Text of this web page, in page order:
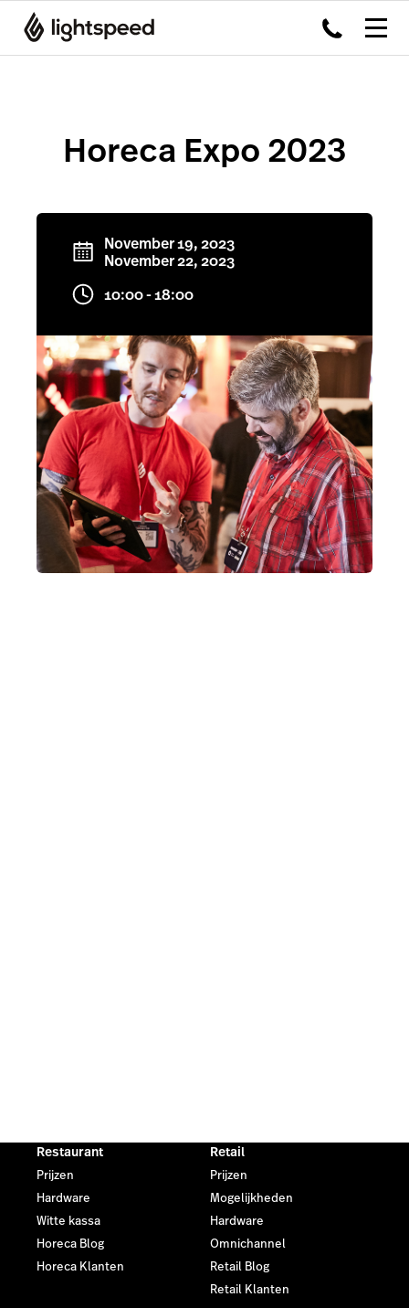
Horeca Expo 2023
November 19, 2023
November 22, 2023
10:00 - 18:00
Restaurant
Prijzen
Hardware
Witte kassa
Horeca Blog
Horeca Klanten
Retail
Prijzen
Mogelijkheden
Hardware
Omnichannel
Retail Blog
Retail Klanten